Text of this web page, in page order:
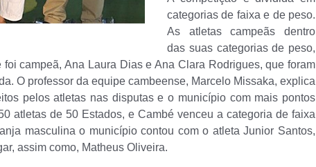
categorias de faixa e de peso.
As atletas campeãs dentro
das suas categorias de peso,
campeã, Ana Laura Dias e Ana Clara Rodrigues, que foram
O professor da equipe cambeense, Marcelo Missaka, explica
pelos atletas nas disputas e o município com mais pontos
atletas de 50 Estados, e Cambé venceu a categoria de faixa
masculina o município contou com o atleta Junior Santos,
assim como, Matheus Oliveira.